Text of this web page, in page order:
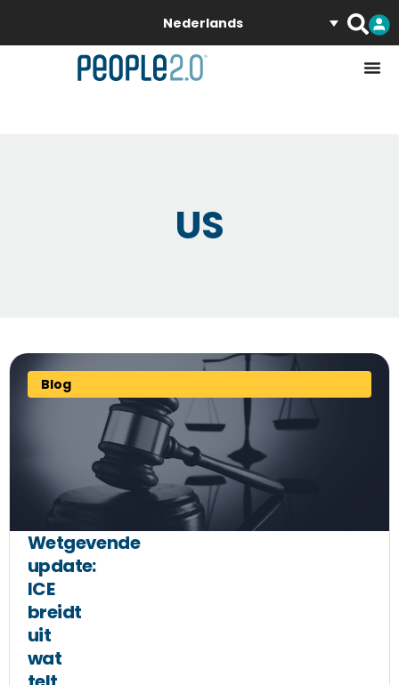
Nederlands
US
Blog
Wetgevende
update:
ICE
breidt
uit
wat